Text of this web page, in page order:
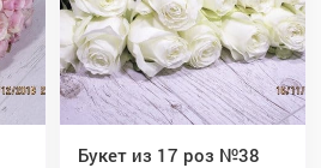
Букет из 17 роз №38